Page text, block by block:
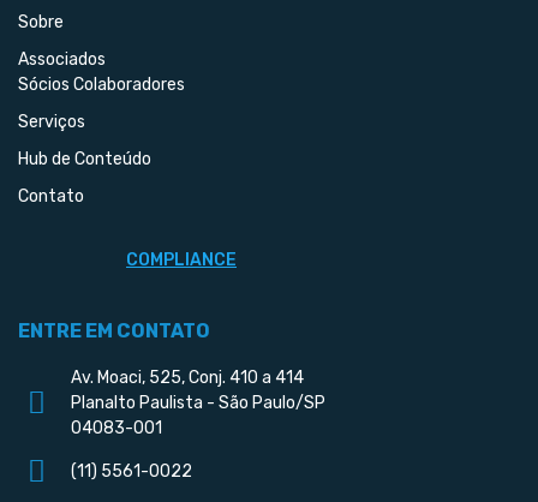
Sobre
Associados
Sócios Colaboradores
Serviços
Hub de Conteúdo
Contato
COMPLIANCE
ENTRE EM CONTATO
Av. Moaci, 525, Conj. 410 a 414
Planalto Paulista - São Paulo/SP
04083-001
(11) 5561-0022